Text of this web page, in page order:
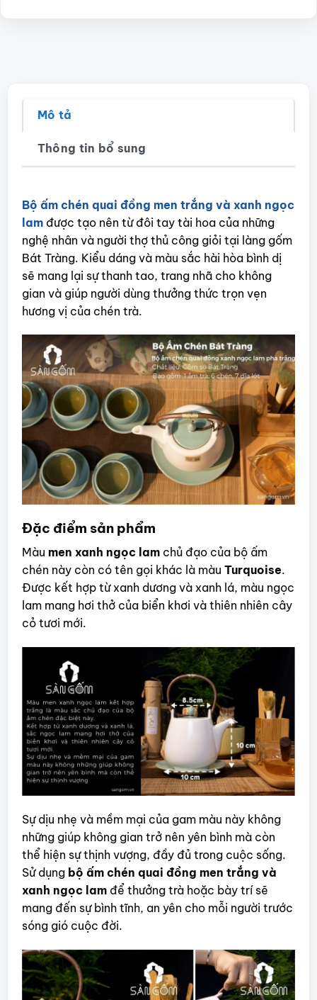
Mô tả
Thông tin bổ sung
Bộ ấm chén quai đồng men trắng và xanh ngọc
lam được tạo nên từ đôi tay tài hoa của những
nghệ nhân và người thợ thủ công giỏi tại làng gốm
Bát Tràng. Kiểu dáng và màu sắc hài hòa bình dị
sẽ mang lại sự thanh tao, trang nhã cho không
gian và giúp người dùng thưởng thức trọn vẹn
hương vị của chén trà.
Đặc điểm sản phẩm
Màu men xanh ngọc lamchủ đạo của bộ ấm
chén này còn có tên gọi khác là màu Turquoise.
Được kết hợp từ xanh dương và xanh lá, màu ngọc
lam mang hơi thở của biển khơi và thiên nhiên cây
cỏ tươi mới.
Sự dịu nhẹ và mềm mại của gam màu này không
những giúp không gian trở nên yên bình mà còn
thể hiện sự thịnh vượng, đầy đủ trong cuộc sống.
Sử dụng bộ ấm chén quai đồng men trắng và
xanh ngọc lamđể thưởng trà hoặc bày trí sẽ
mang đến sự bình tĩnh, an yên cho mỗi người trước
sóng gió cuộc đời.